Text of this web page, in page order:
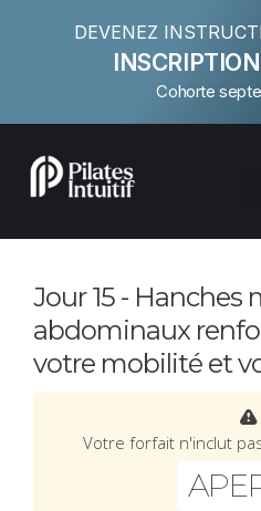
DEVENEZ
Cohorte
Jour 15 - Hanches
abdominaux
votre mobilité et
Votre forfait n'inclut